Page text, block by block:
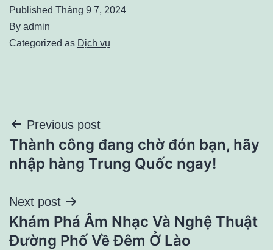
Published Tháng 9 7, 2024
By admin
Categorized as Dịch vụ
Điều
hướng
viết
Previous post
Thành công đang chờ đón bạn, hãy
nhập hàng Trung Quốc ngay!
Next post
Khám Phá Âm Nhạc Và Nghệ Thuật
Đường Phố Về Đêm Ở Lào